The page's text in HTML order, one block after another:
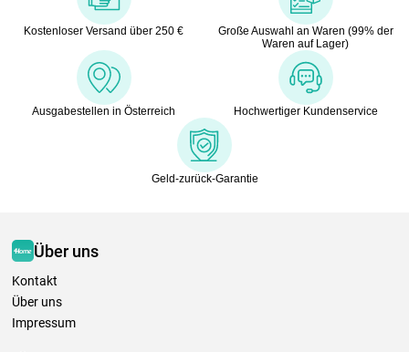
Kostenloser Versand über 250 €
Große Auswahl an Waren (99% der
Waren auf Lager)
Ausgabestellen in Österreich Hochwertiger Kundenservice
Geld-zurück-Garantie
Über uns
Kontakt
Über uns
Impressum